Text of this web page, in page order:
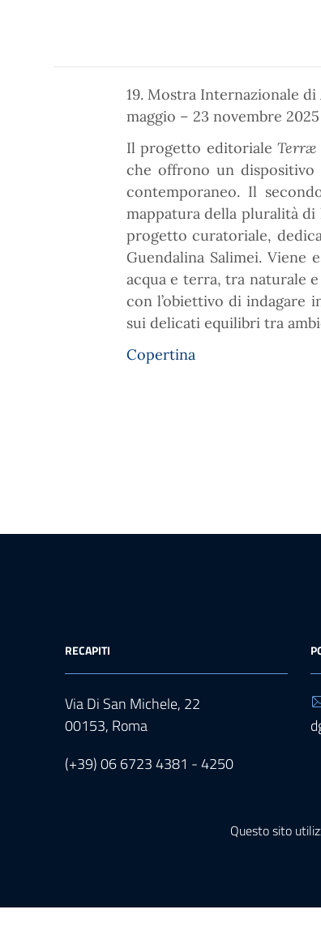
Questo sito
19. Mostra Internazionale
maggio – 23 novembre 2025
Il progetto editorialeTerræ
che offrono un
contemporaneo. Il
mappatura della pluralità
progetto curatoriale,
Guendalina Salimei.
acqua e terra, tra naturale
con l’obiettivo di indagare
sui delicati equilibri tra
Copertina
RECAPITI
Via Di San Michele, 22
00153, Roma
(+39) 06 6723 4381 - 4250